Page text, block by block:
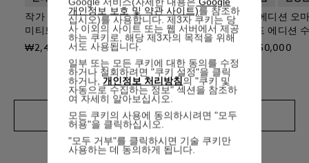
작가 에디션 오마주 투 브램 스토커 리
미티드 에디션 만년필
₩2,410,000
작가 에디션 오
미티드 에디션
₩1,930,000
자세히 보기
개인정보 보호 및 약관 사이트)를 참조하
십시오)를 사용합니다. 제3자 쿠키는 당
사 이외의 사이트 또는 웹 서버에서 제공
하는 쿠키로, 해당 제3자의 목적을 위해
서도 사용됩니다.
일부 또는 모든 쿠키에 대한 동의를 수정
하거나 철회하려면 "쿠키 설정"을 클릭
하거나,개인정보 처리방침 의 "쿠키 및
자동으로 수집하는 정보" 섹션을 참조하
여 자세히 알아보십시오.
모든 쿠키의 사용에 동의하시려면 "모두
허용"을 클릭하십시오.
"모두 거부"를 클릭하시면 기술 쿠키만
사용하는 데 동의하게 됩니다.